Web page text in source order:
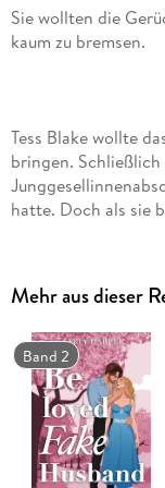
Sie wollten die
Tess Blake wollte
bringen. Schließlich
hatte. Doch als sie
Nach ein paar
sie auf einem Foto,
sozialen Medien
neues Traumpaar
bringen,
Mehr aus dieser
Band 2